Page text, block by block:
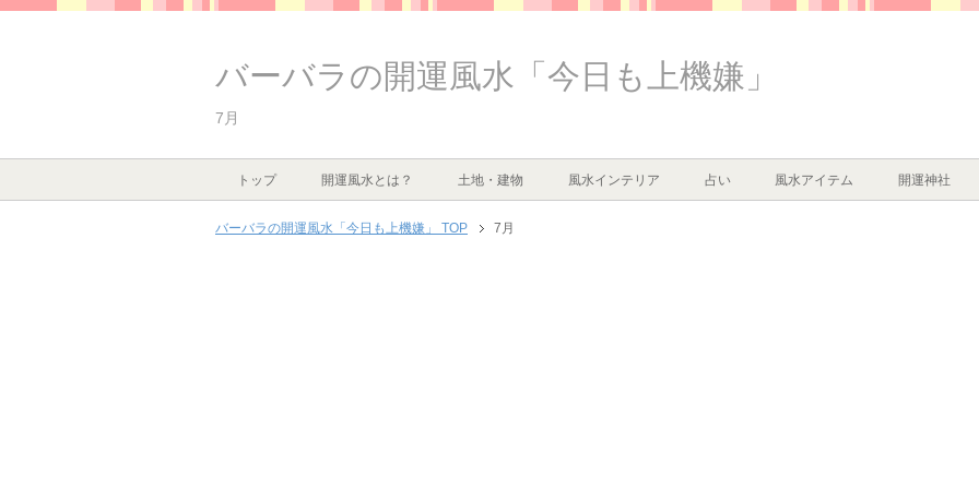
バーバラの開運風水「今日も上機嫌」
7月
トップ 開運風水とは？ 土地・建物 風水インテリア 占い 風水アイテム 開運神社
バーバラの開運風水「今日も上機嫌」 TOP 7月